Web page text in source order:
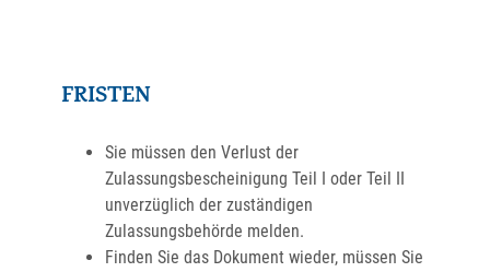
FRISTEN
Sie müssen den Verlust der
Zulassungsbescheinigung Teil I oder Teil II
unverzüglich der zuständigen
Zulassungsbehörde melden.
Finden Sie das Dokument wieder, müssen Sie